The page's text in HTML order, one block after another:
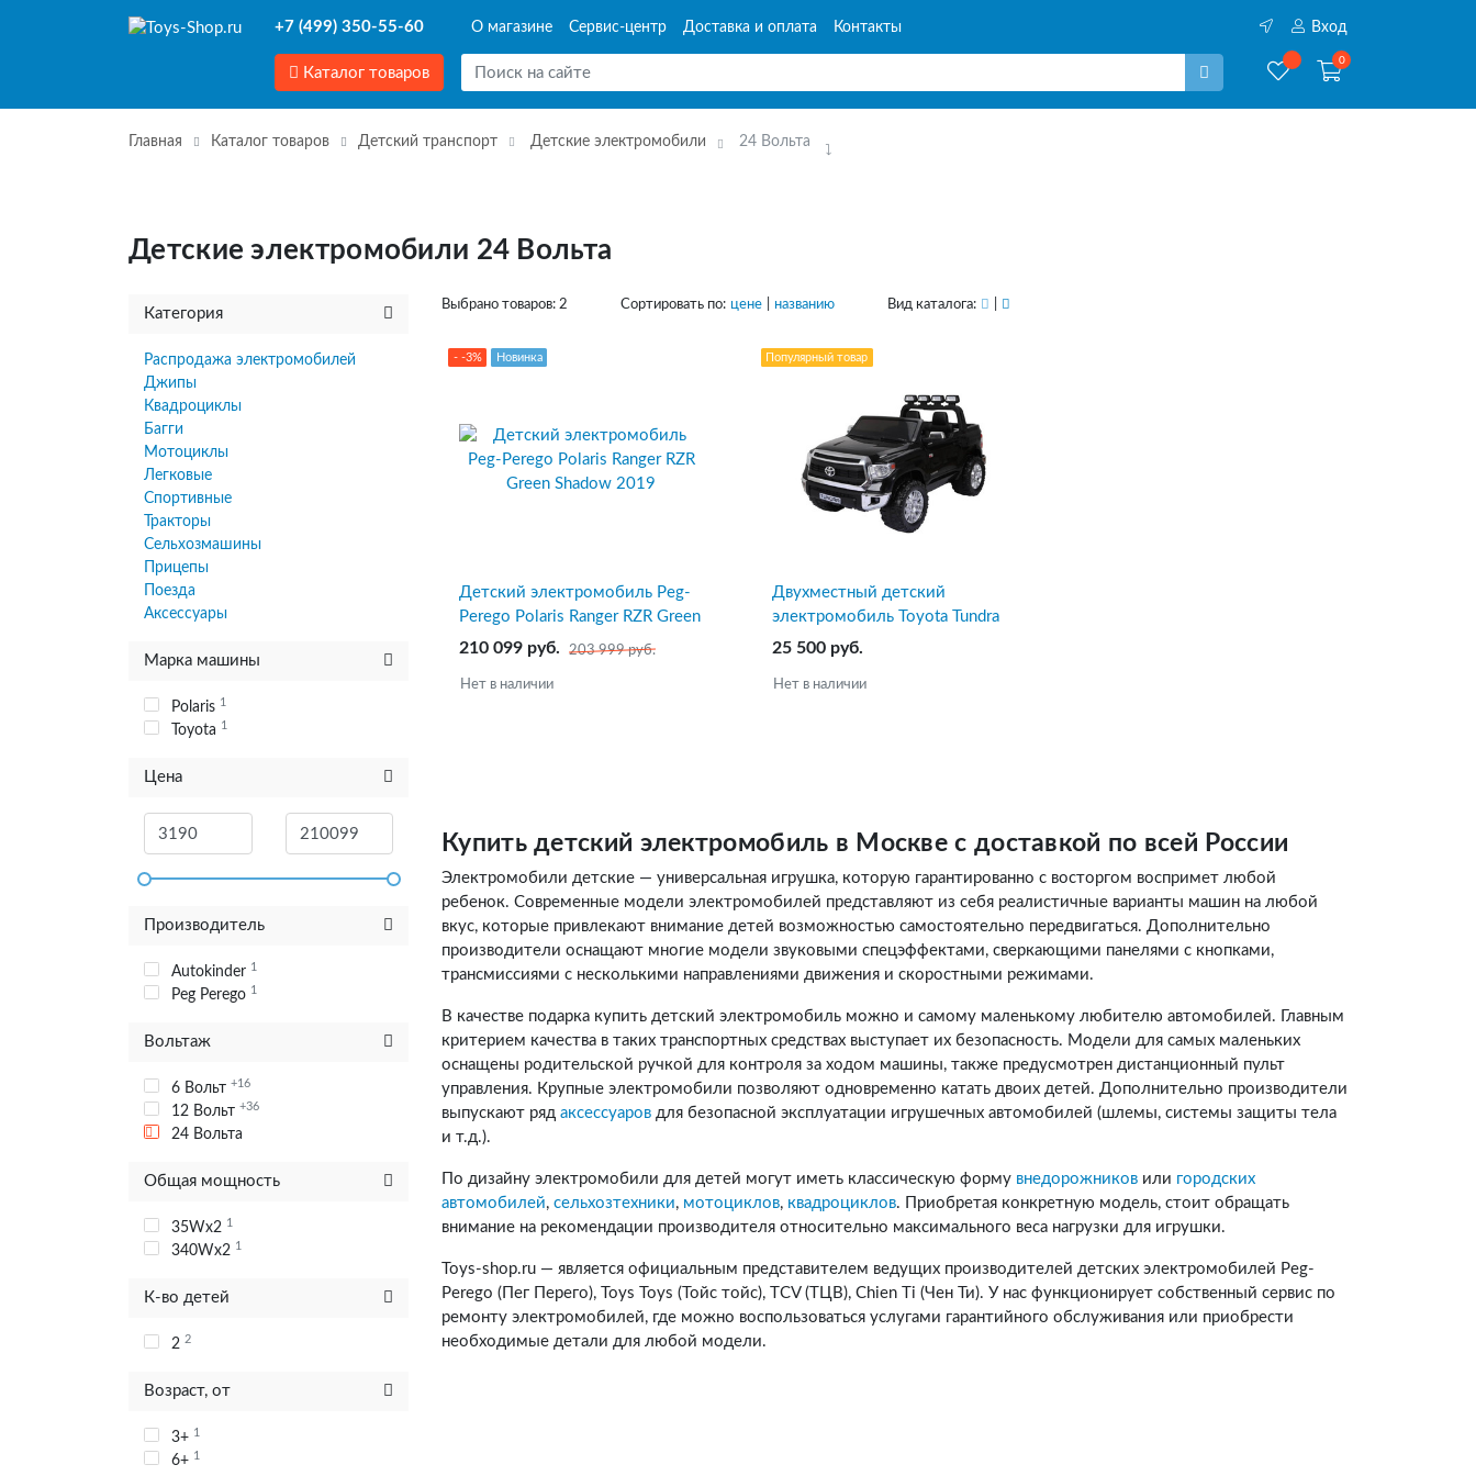
+7 (499) 350-55-60 О магазине Сервис-центр Доставка и оплата Контакты Вход
Каталог товаров
0
Главная Каталог товаров Детский транспорт Детские электромобили 24 Вольта
Детские электромобили 24 Вольта
Категория
Распродажа электромобилей
Джипы
Квадроциклы
Багги
Мотоциклы
Легковые
Спортивные
Тракторы
Сельхозмашины
Прицепы
Поезда
Аксессуары
Марка машины
Polaris 1
Toyota 1
Цена
Производитель
Autokinder 1
Peg Perego 1
Вольтаж
6 Вольт +16
12 Вольт +36
24 Вольта
Общая мощность
35Wx2 1
340Wx2 1
К-во детей
2 2
Возраст, от
3+ 1
6+ 1
Выбрано товаров: 2 Сортировать по: цене названию Вид каталога:
- -3% Новинка
Детский электромобиль Peg-
Perego Polaris Ranger RZR Green
Shadow 2019
210 099 руб. 203 999 руб.
Нет в наличии
Популярный товар
Двухместный детский
электромобиль Toyota Tundra
JJ2255
25 500 руб.
Нет в наличии
Купить детский электромобиль в Москве с доставкой по всей России
Электромобили детские — универсальная игрушка, которую гарантированно с восторгом воспримет любой
ребенок. Современные модели электромобилей представляют из себя реалистичные варианты машин на любой
вкус, которые привлекают внимание детей возможностью самостоятельно передвигаться. Дополнительно
производители оснащают многие модели звуковыми спецэффектами, сверкающими панелями с кнопками,
трансмиссиями с несколькими направлениями движения и скоростными режимами.
В качестве подарка купить детский электромобиль можно и самому маленькому любителю автомобилей. Главным
критерием качества в таких транспортных средствах выступает их безопасность. Модели для самых маленьких
оснащены родительской ручкой для контроля за ходом машины, также предусмотрен дистанционный пульт
управления. Крупные электромобили позволяют одновременно катать двоих детей. Дополнительно производители
выпускают ряд аксессуаров для безопасной эксплуатации игрушечных автомобилей (шлемы, системы защиты тела
и т.д.).
По дизайну электромобили для детей могут иметь классическую форму внедорожников или городских
автомобилей, сельхозтехники, мотоциклов, квадроциклов. Приобретая конкретную модель, стоит обращать
внимание на рекомендации производителя относительно максимального веса нагрузки для игрушки.
Toys-shop.ru — является официальным представителем ведущих производителей детских электромобилей Peg-
Perego (Пег Перего), Toys Toys (Тойс тойс), TCV (ТЦВ), Chien Ti (Чен Ти). У нас функционирует собственный сервис по
ремонту электромобилей, где можно воспользоваться услугами гарантийного обслуживания или приобрести
необходимые детали для любой модели.